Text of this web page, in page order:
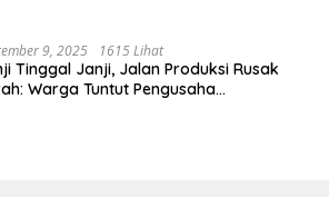
9, 2025 1615 Lihat
Tinggal Janji, Jalan Produksi Rusak
Warga Tuntut Pengusaha